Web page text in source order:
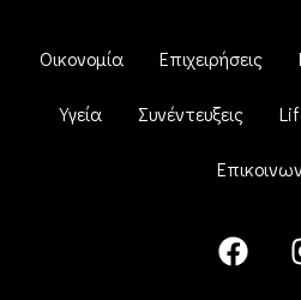
Οικονομία Επιχειρήσεις
Υγεία Συνέντευξεις